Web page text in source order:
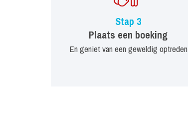
Stap 3
Plaats een boeking
En geniet van een geweldig optreden